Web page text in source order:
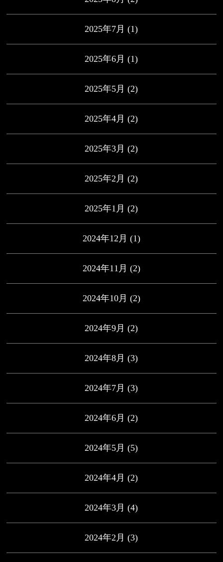
2025年7月 (1)
2025年6月 (1)
2025年5月 (2)
2025年4月 (2)
2025年3月 (2)
2025年2月 (2)
2025年1月 (2)
2024年12月 (1)
2024年11月 (2)
2024年10月 (2)
2024年9月 (2)
2024年8月 (3)
2024年7月 (3)
2024年6月 (2)
2024年5月 (5)
2024年4月 (2)
2024年3月 (4)
2024年2月 (3)